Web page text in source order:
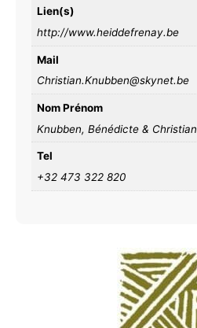
Lien(s)
http://www.heiddefrenay.be
Mail
Christian.Knubben@skynet.be
Nom Prénom
Knubben, Bénédicte & Christian
Tel
+32 473 322 820